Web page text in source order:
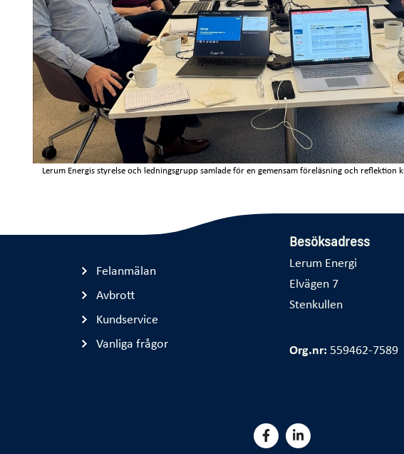
Lerum Energis styrelse och ledningsgrupp samlade för en gemensam föreläsning och reflektion
Felanmälan
Avbrott
Kundservice
Vanliga frågor
Besöksadress
Lerum Energi
Elvägen 7
Stenkullen
Org.nr: 559462-7589